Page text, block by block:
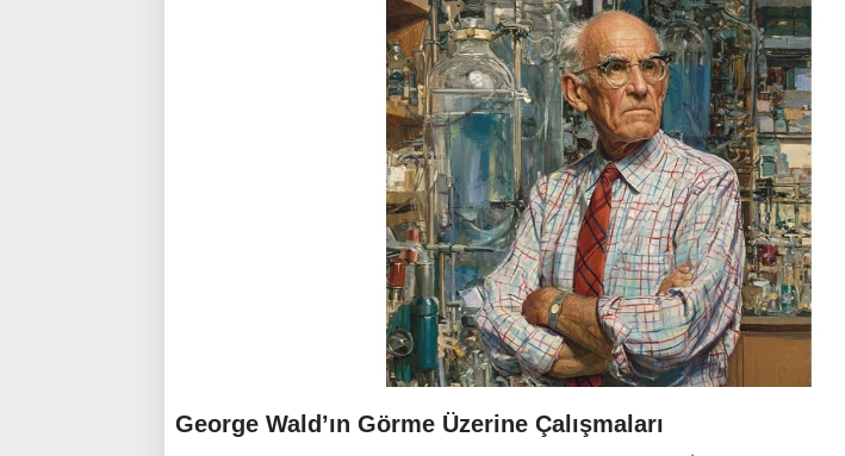
George Wald’ın Görme Üzerine Çalışmaları